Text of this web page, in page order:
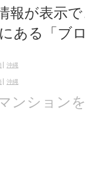
報が表示
ある「ブ
沖縄
沖縄
ンション